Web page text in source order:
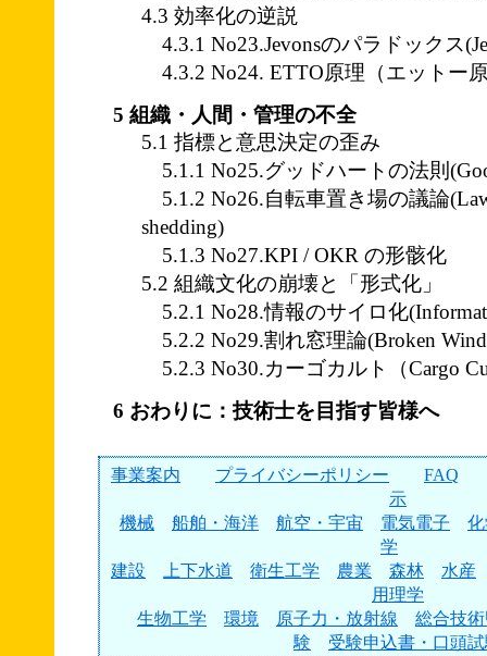
4.3 効率化の逆説
4.3.1 No23.Jevonsのパラドックス
4.3.2 No24. ETTO原理（エットー
5 組織・人間・管理の不全
5.1 指標と意思決定の歪み
5.1.1 No25.グッドハートの法則
5.1.2 No26.自転車置き場の議論
shedding)
5.1.3 No27.KPI / OKR の形骸化
5.2 組織文化の崩壊と「形式化」
5.2.1 No28.情報のサイロ化
5.2.2 No29.割れ窓理論(Broken
5.2.3 No30.カーゴカルト（Cargo
6 おわりに：技術士を目指す皆様へ
事業案内 プライバシーポリシー
FAQ
示
機械
船舶・海洋 航空・宇宙 電気電子
学
建設
上下水道 衛生工学 農業 森林
水産
用理学
生物工学
環境 原子力・放射線
総合技
験
受験申込書・口頭